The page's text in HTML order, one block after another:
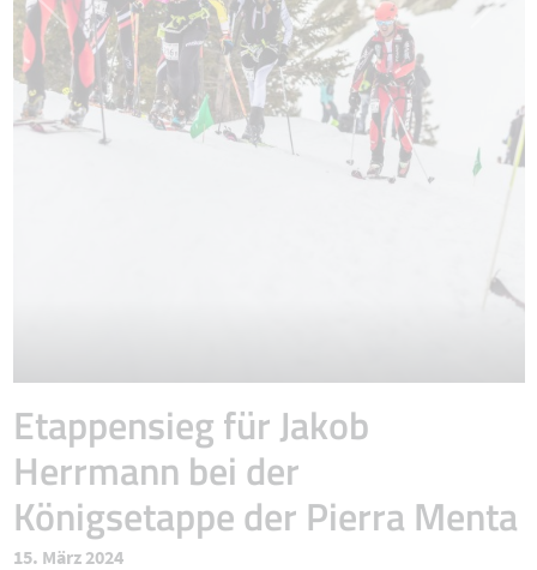
Etappensieg für Jakob
Herrmann bei der
Königsetappe der Pierra Menta
15. März 2024